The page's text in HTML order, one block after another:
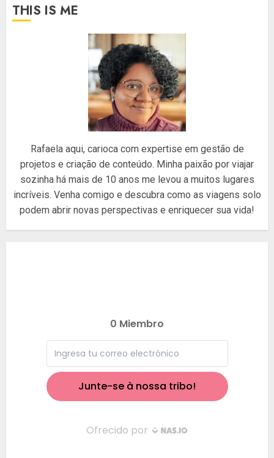
THIS IS ME
Rafaela aqui, carioca com expertise em gestão de
projetos e criação de conteúdo. Minha paixão por viajar
sozinha há mais de 10 anos me levou a muitos lugares
incríveis. Venha comigo e descubra como as viagens solo
podem abrir novas perspectivas e enriquecer sua vida!